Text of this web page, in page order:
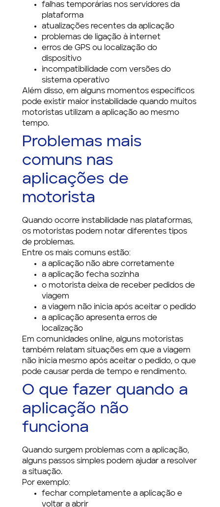
falhas temporárias nos servidores da
plataforma
atualizações recentes da aplicação
problemas de ligação à internet
erros de GPS ou localização do
dispositivo
incompatibilidade com versões do
sistema operativo
Além disso, em alguns momentos específicos
pode existir maior instabilidade quando muitos
motoristas utilizam a aplicação ao mesmo
tempo.
Problemas mais
comuns nas
aplicações de
motorista
Quando ocorre instabilidade nas plataformas,
os motoristas podem notar diferentes tipos
de problemas.
Entre os mais comuns estão:
a aplicação não abre corretamente
a aplicação fecha sozinha
o motorista deixa de receber pedidos de
viagem
a viagem não inicia após aceitar o pedido
a aplicação apresenta erros de
localização
Em comunidades online, alguns motoristas
também relatam situações em que a viagem
não inicia mesmo após aceitar o pedido, o que
pode causar perda de tempo e rendimento.
O que fazer quando a
aplicação não
funciona
Quando surgem problemas com a aplicação,
alguns passos simples podem ajudar a resolver
a situação.
Por exemplo:
fechar completamente a aplicação e
voltar a abrir